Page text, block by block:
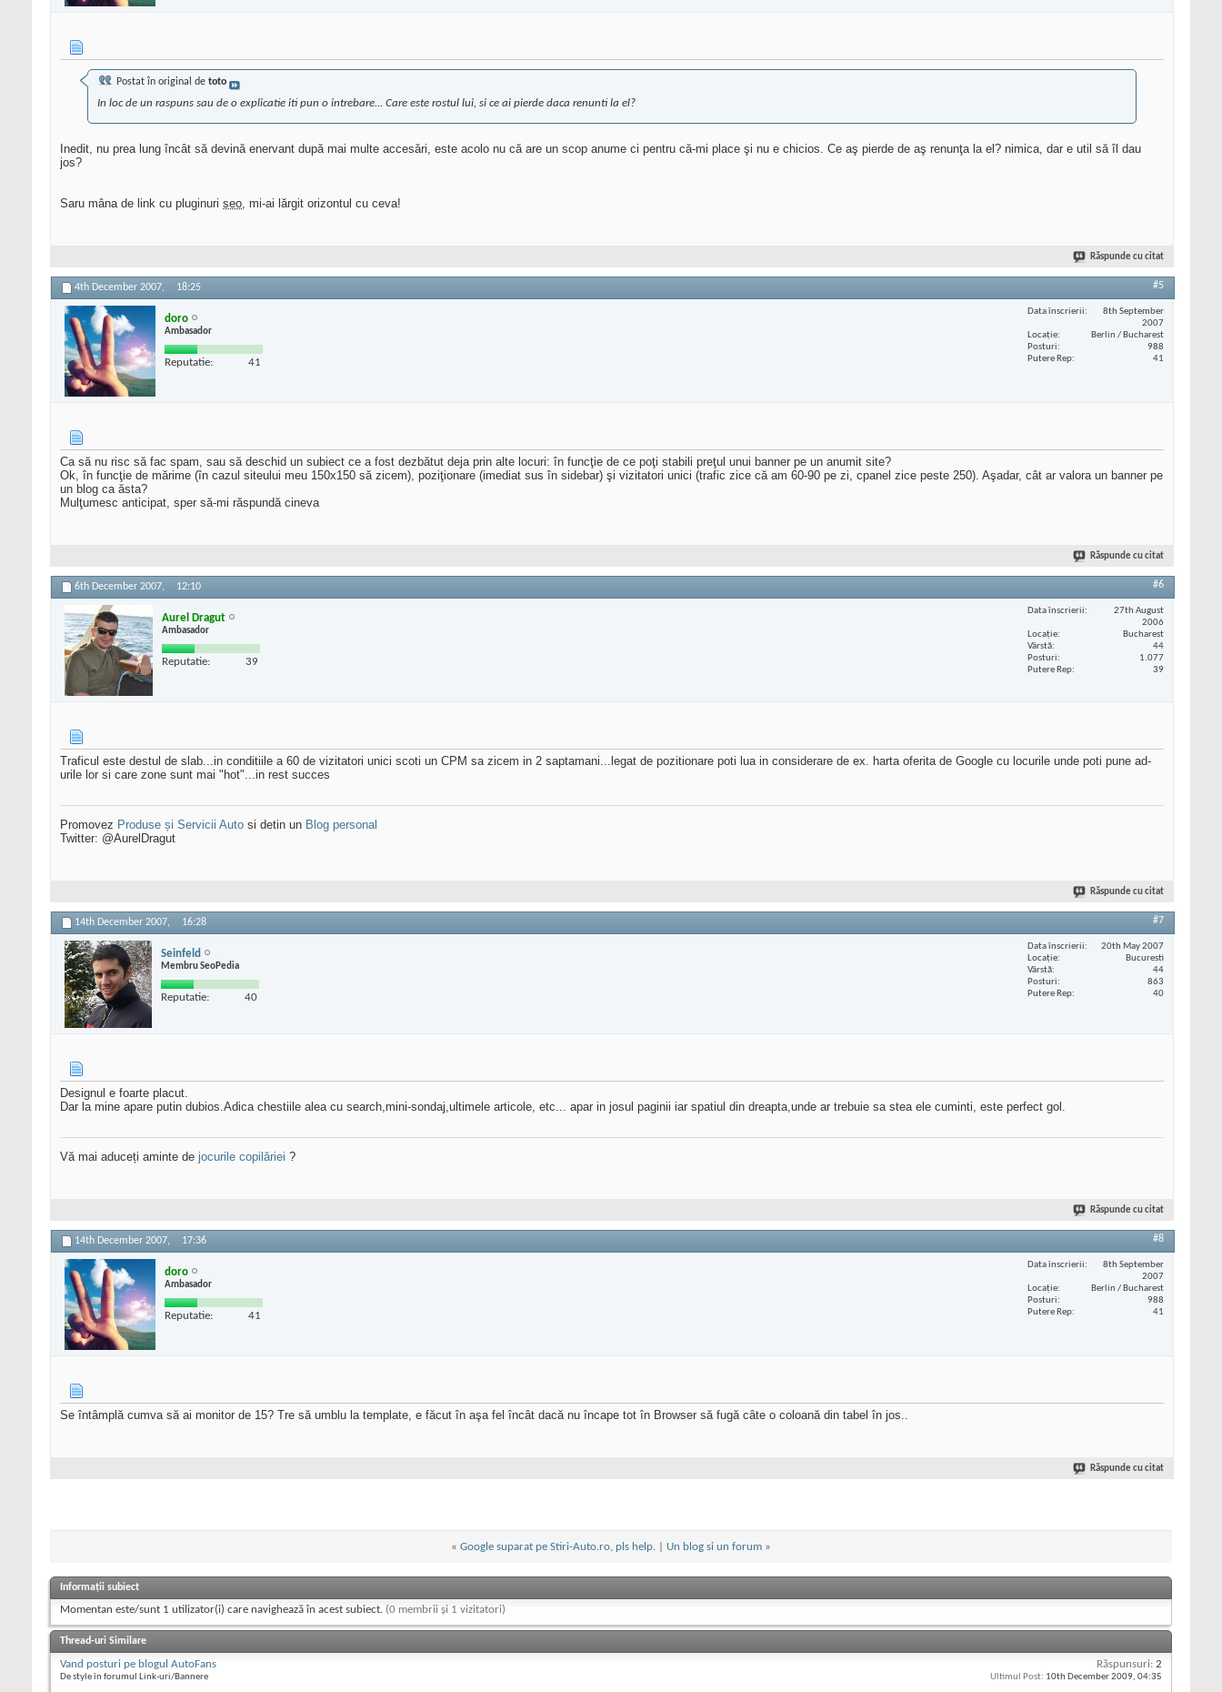
Postat în original de toto
In loc de un raspuns sau de o explicatie iti pun o intrebare... Care este rostul lui, si ce ai pierde daca renunti la el?
Inedit, nu prea lung încât să devină enervant după mai multe accesări, este acolo nu că are un scop anume ci pentru că-mi place şi nu e chicios. Ce aş pierde de aş renunţa la el? nimica, dar e util să îl dau
jos?
Saru mâna de link cu pluginuri seo, mi-ai lărgit orizontul cu ceva!
Răspunde cu citat
4th December 2007, 18:25 #5
doro
Ambasador
Reputatie: 41
Data înscrierii
8th September
2007
Locaţie
Berlin / Bucharest
Posturi
988
Putere Rep
41
Ca să nu risc să fac spam, sau să deschid un subiect ce a fost dezbătut deja prin alte locuri: în funcţie de ce poţi stabili preţul unui banner pe un anumit site?
Ok, în funcţie de mărime (în cazul siteului meu 150x150 să zicem), poziţionare (imediat sus în sidebar) şi vizitatori unici (trafic zice că am 60-90 pe zi, cpanel zice peste 250). Aşadar, cât ar valora un banner pe
un blog ca ăsta?
Mulţumesc anticipat, sper să-mi răspundă cineva
Răspunde cu citat
6th December 2007, 12:10 #6
Aurel Dragut
Ambasador
Reputatie: 39
Data înscrierii
27th August
2006
Locaţie
Bucharest
Vârstă
44
Posturi
1.077
Putere Rep
39
Traficul este destul de slab...in conditiile a 60 de vizitatori unici scoti un CPM sa zicem in 2 saptamani...legat de pozitionare poti lua in considerare de ex. harta oferita de Google cu locurile unde poti pune ad-
urile lor si care zone sunt mai "hot"...in rest succes
Promovez Produse și Servicii Auto si detin un Blog personal
Twitter: @AurelDragut
Răspunde cu citat
14th December 2007, 16:28 #7
Seinfeld
Membru SeoPedia
Reputatie: 40
Data înscrierii
20th May 2007
Locaţie
Bucuresti
Vârstă
44
Posturi
863
Putere Rep
40
Designul e foarte placut.
Dar la mine apare putin dubios.Adica chestiile alea cu search,mini-sondaj,ultimele articole, etc... apar in josul paginii iar spatiul din dreapta,unde ar trebuie sa stea ele cuminti, este perfect gol.
Vă mai aduceți aminte de jocurile copilăriei ?
Răspunde cu citat
14th December 2007, 17:36 #8
doro
Ambasador
Reputatie: 41
Data înscrierii
8th September
2007
Locaţie
Berlin / Bucharest
Posturi
988
Putere Rep
41
Se întâmplă cumva să ai monitor de 15? Tre să umblu la template, e făcut în aşa fel încât dacă nu încape tot în Browser să fugă câte o coloană din tabel în jos..
Răspunde cu citat
« Google suparat pe Stiri-Auto.ro, pls help. Un blog si un forum »
Informații subiect
Momentan este/sunt 1 utilizator(i) care navighează în acest subiect. (0 membrii și 1 vizitatori)
Thread-uri Similare
Vand posturi pe blogul AutoFans
De style în forumul Link-uri/Bannere
Răspunsuri: 2
Ultimul Post: 10th December 2009, 04:35